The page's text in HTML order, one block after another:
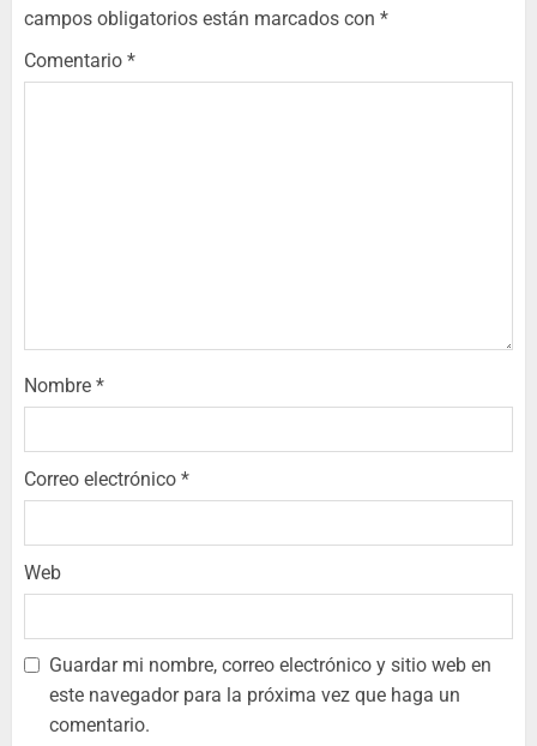
campos obligatorios están marcados con *
Comentario *
Nombre *
Correo electrónico *
Web
Guardar mi nombre, correo electrónico y sitio web en
este navegador para la próxima vez que haga un
comentario.